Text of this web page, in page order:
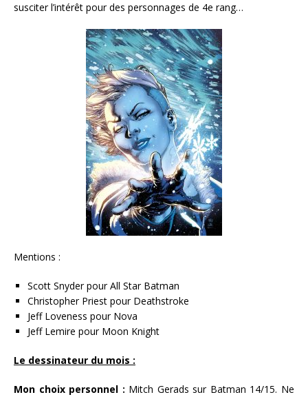
susciter l’intérêt pour des personnages de 4e rang…
Mentions :
Scott Snyder pour All Star Batman
Christopher Priest pour Deathstroke
Jeff Loveness pour Nova
Jeff Lemire pour Moon Knight
Le dessinateur du mois :
Mon choix personnel : Mitch Gerads sur Batman 14/15. Ne